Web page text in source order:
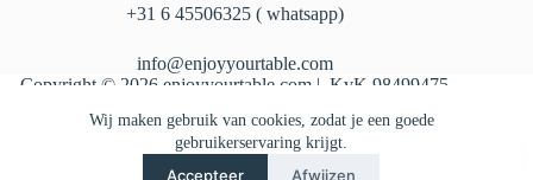
Wij maken gebruik van cookies, zodat je een goede
gebruikerservaring krijgt.
Accepteer Afwijzen
‪+31 6 45506325‬ ( whatsapp)
info@enjoyyourtable.com
Copyright © 2026 enjoyyourtable.com | KvK 98499475